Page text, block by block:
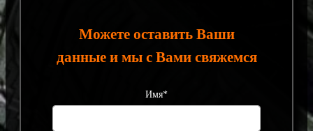
Можете оставить Ваши
данные и мы с Вами свяжемся
Имя*